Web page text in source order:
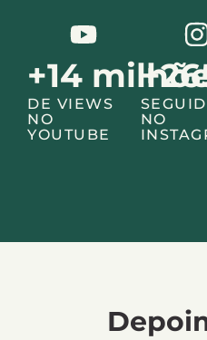
DE VIEWS
NO
YOUTUBE
+14
NO
+